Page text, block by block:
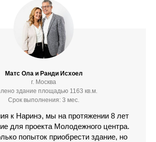
Матс Ола и Ранди Исхоел
г. Москва
здание площадью 1163 кв.м.
Срок выполнения: 3 мес.
к Наринэ, мы на протяжении 8 лет
для проекта Молодежного центра.
попыток приобрести здание, но